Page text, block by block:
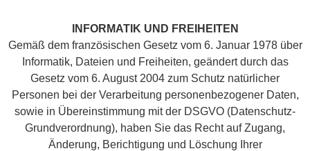
INFORMATIK UND FREIHEITEN
Gemäß dem französischen Gesetz vom 6. Januar 1978 über
Informatik, Dateien und Freiheiten, geändert durch das
Gesetz vom 6. August 2004 zum Schutz natürlicher
Personen bei der Verarbeitung personenbezogener Daten,
sowie in Übereinstimmung mit der DSGVO (Datenschutz-
Grundverordnung), haben Sie das Recht auf Zugang,
Änderung, Berichtigung und Löschung Ihrer